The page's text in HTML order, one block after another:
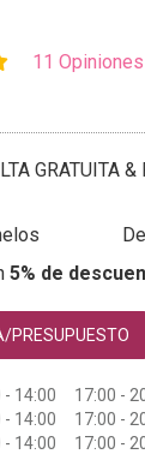
11 Opiniones
GRATUITA
5% de
PRESUPUESTO
- 14:00 17:00 -
- 14:00 17:00 -
- 14:00 17:00 -